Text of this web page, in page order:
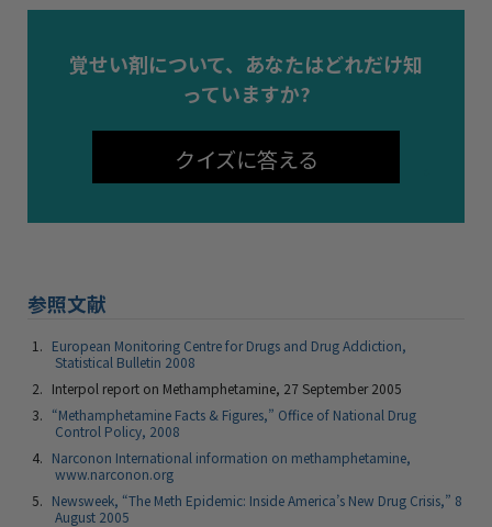
覚せい剤について、あなたはどれだけ知
っていますか?
クイズに答える
参照文献
European Monitoring Centre for Drugs and Drug Addiction,
Statistical Bulletin 2008
Interpol report on Methamphetamine, 27 September 2005
“Methamphetamine Facts & Figures,” Office of National Drug
Control Policy, 2008
Narconon International information on methamphetamine,
www.narconon.org
Newsweek, “The Meth Epidemic: Inside America’s New Drug Crisis,” 8
August 2005